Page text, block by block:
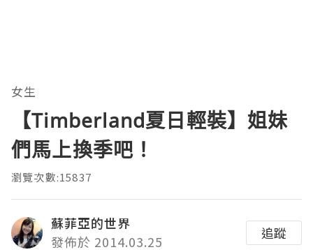
女生
【Timberland夏日輕裝】姐妹
們馬上換季吧！
瀏覽次數:15837
蘇菲亞的世界
發佈於 2014.03.25
追蹤